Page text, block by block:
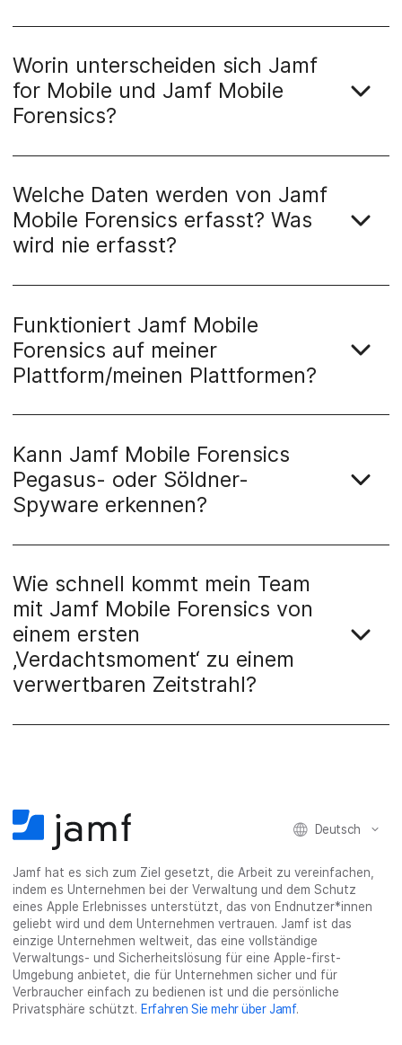
Worin unterscheiden sich Jamf
for Mobile und Jamf Mobile
Forensics?
Welche Daten werden von Jamf
Mobile Forensics erfasst? Was
wird nie erfasst?
Funktioniert Jamf Mobile
Forensics auf meiner
Plattform/meinen Plattformen?
Kann Jamf Mobile Forensics
Pegasus- oder Söldner-
Spyware erkennen?
Wie schnell kommt mein Team
mit Jamf Mobile Forensics von
einem ersten
‚Verdachtsmoment‘ zu einem
verwertbaren Zeitstrahl?
Deutsch
Jamf hat es sich zum Ziel gesetzt, die Arbeit zu vereinfachen,
indem es Unternehmen bei der Verwaltung und dem Schutz
eines Apple Erlebnisses unterstützt, das von Endnutzer*innen
geliebt wird und dem Unternehmen vertrauen. Jamf ist das
einzige Unternehmen weltweit, das eine vollständige
Verwaltungs- und Sicherheitslösung für eine Apple-first-
Umgebung anbietet, die für Unternehmen sicher und für
Verbraucher einfach zu bedienen ist und die persönliche
Privatsphäre schützt. Erfahren Sie mehr über Jamf.